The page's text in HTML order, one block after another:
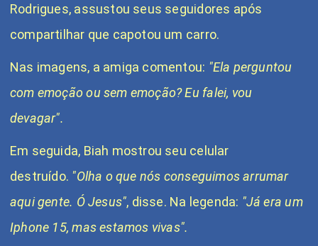
Rodrigues, assustou seus seguidores após
compartilhar que capotou um carro.
Nas imagens, a amiga comentou: "Ela perguntou
com emoção ou sem emoção? Eu falei, vou
devagar".
Em seguida, Biah mostrou seu celular
destruído. "Olha o que nós conseguimos arrumar
aqui gente. Ó Jesus", disse. Na legenda: "Já era um
Iphone 15, mas estamos vivas".